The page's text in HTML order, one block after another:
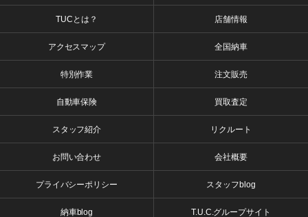
TUCとは？ 店舗情報
アクセスマップ 全国納車
特別作業 注文販売
自動車保険 買取査定
スタッフ紹介 リクルート
お問い合わせ 会社概要
プライバシーポリシー スタッフblog
納車blog T.U.C.グループサイト